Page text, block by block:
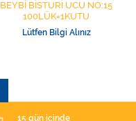
BEYBİ BİSTURİ UCU NO:15
100LÜK=1KUTU
Lütfen Bilgi Alınız
15 gün içinde